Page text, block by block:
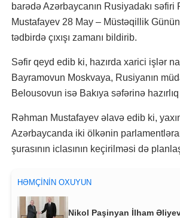
barədə Azərbaycanın Rusiyadakı səfiri
Mustafayev 28 May – Müstəqillik
tədbirdə çıxışı zamanı bildirib.
Səfir qeyd edib ki, hazırda xarici işlər
Bayramovun Moskvaya, Rusiyanın
Belousovun isə Bakıya səfərinə hazırlıq
Rəhman Mustafayev əlavə edib ki,
Azərbaycanda iki ölkənin
şurasının iclasının keçirilməsi də
HƏMÇININ OXUYUN
Nikol Paşinyan İlham